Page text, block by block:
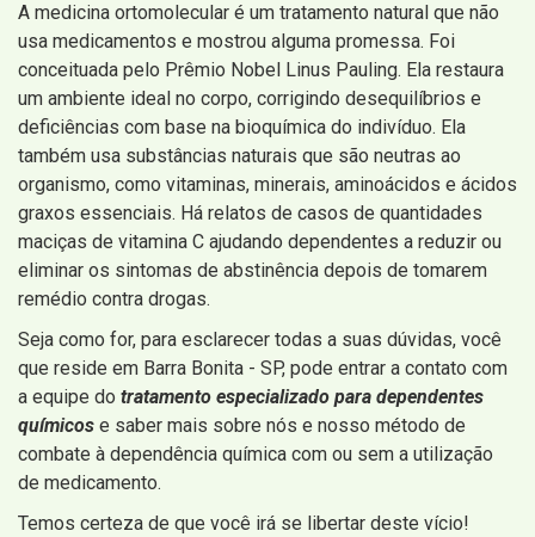
A medicina ortomolecular é um tratamento natural que não
usa medicamentos e mostrou alguma promessa. Foi
conceituada pelo Prêmio Nobel Linus Pauling. Ela restaura
um ambiente ideal no corpo, corrigindo desequilíbrios e
deficiências com base na bioquímica do indivíduo. Ela
também usa substâncias naturais que são neutras ao
organismo, como vitaminas, minerais, aminoácidos e ácidos
graxos essenciais. Há relatos de casos de quantidades
maciças de vitamina C ajudando dependentes a reduzir ou
eliminar os sintomas de abstinência depois de tomarem
remédio contra drogas.
Seja como for, para esclarecer todas a suas dúvidas, você
que reside em Barra Bonita - SP, pode entrar a contato com
a equipe do tratamento especializado para dependentes
químicos e saber mais sobre nós e nosso método de
combate à dependência química com ou sem a utilização
de medicamento.
Temos certeza de que você irá se libertar deste vício!